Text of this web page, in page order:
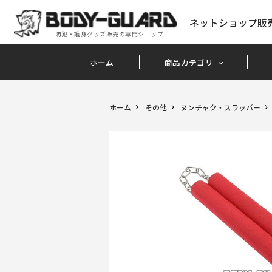
防犯・護身グッズ販売の専門ショップ
ネットショップ販
ホーム 商品カテゴリ
ホーム その他 ヌンチャク・スラッパー